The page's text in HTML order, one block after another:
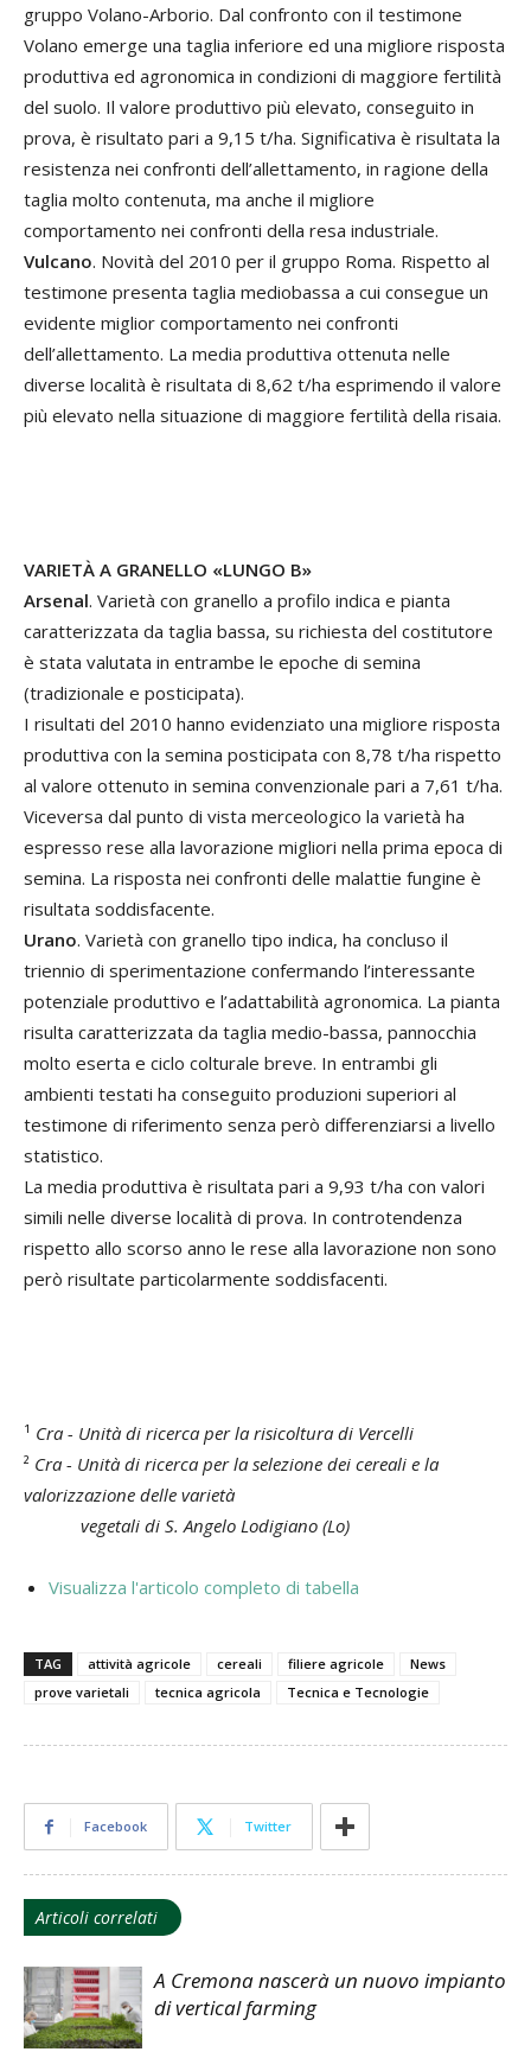
gruppo Volano-Arborio. Dal confronto con il testimone
Volano emerge una taglia inferiore ed una migliore risposta
produttiva ed agronomica in condizioni di maggiore fertilità
del suolo. Il valore produttivo più elevato, conseguito in
prova, è risultato pari a 9,15 t/ha. Significativa è risultata la
resistenza nei confronti dell’allettamento, in ragione della
taglia molto contenuta, ma anche il migliore
comportamento nei confronti della resa industriale.
Vulcano. Novità del 2010 per il gruppo Roma. Rispetto al
testimone presenta taglia mediobassa a cui consegue un
evidente miglior comportamento nei confronti
dell’allettamento. La media produttiva ottenuta nelle
diverse località è risultata di 8,62 t/ha esprimendo il valore
più elevato nella situazione di maggiore fertilità della risaia.
VARIETÀ A GRANELLO «LUNGO B»
Arsenal. Varietà con granello a profilo indica e pianta
caratterizzata da taglia bassa, su richiesta del costitutore
è stata valutata in entrambe le epoche di semina
(tradizionale e posticipata).
I risultati del 2010 hanno evidenziato una migliore risposta
produttiva con la semina posticipata con 8,78 t/ha rispetto
al valore ottenuto in semina convenzionale pari a 7,61 t/ha.
Viceversa dal punto di vista merceologico la varietà ha
espresso rese alla lavorazione migliori nella prima epoca di
semina. La risposta nei confronti delle malattie fungine è
risultata soddisfacente.
Urano. Varietà con granello tipo indica, ha concluso il
triennio di sperimentazione confermando l’interessante
potenziale produttivo e l’adattabilità agronomica. La pianta
risulta caratterizzata da taglia medio-bassa, pannocchia
molto eserta e ciclo colturale breve. In entrambi gli
ambienti testati ha conseguito produzioni superiori al
testimone di riferimento senza però differenziarsi a livello
statistico.
La media produttiva è risultata pari a 9,93 t/ha con valori
simili nelle diverse località di prova. In controtendenza
rispetto allo scorso anno le rese alla lavorazione non sono
però risultate particolarmente soddisfacenti.
¹ Cra - Unità di ricerca per la risicoltura di Vercelli
² Cra - Unità di ricerca per la selezione dei cereali e la
valorizzazione delle varietà
vegetali di S. Angelo Lodigiano (Lo)
Visualizza l'articolo completo di tabella
TAG attività agricole cereali filiere agricole
News
prove varietali
tecnica agricola Tecnica e Tecnologie
Facebook Twitter
Articoli correlati
A Cremona nascerà un nuovo impianto
di vertical farming